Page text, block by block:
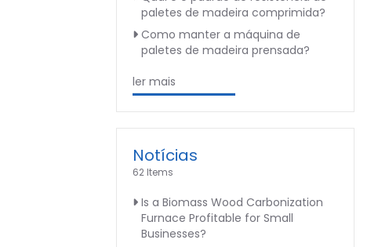
paletes de madeira comprimida?
Como manter a máquina de
paletes de madeira prensada?
ler mais
Notícias
62 Items
Is a Biomass Wood Carbonization
Furnace Profitable for Small
Businesses?